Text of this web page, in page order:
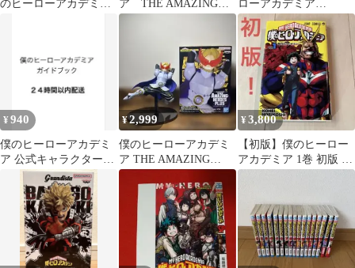
のヒーローアカデミ
ア THE AMAZING
HEROS PLUS 緑谷出久
ローアカデミア
Grandista ALL MIGHT
¥940
僕のヒーローアカデミ
ア 公式キャラクターブ
¥2,999
僕のヒーローアカデミ
ア THE AMAZING
HEROES PLUS 青山優
¥3,800
【初版】僕のヒーロー
アカデミア 1巻 初版 ヒ
ロアカ